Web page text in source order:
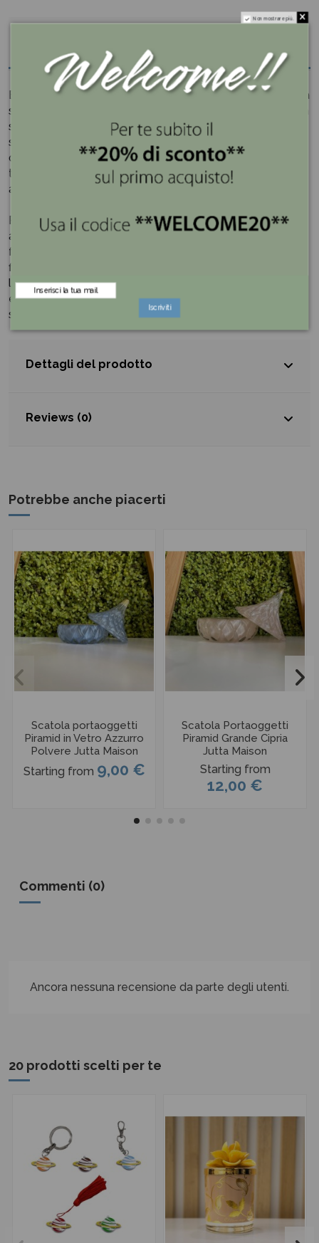
Esalta l'eleganza e l'organizzazione del tuo spazio con la
scatola portaoggetti Piramid di Jutta Maison, un'aggiunta
sofisticata e versatile alla tua casa o al tuo ufficio. Con il
suo design raffinato e la sua praticità, questo contenitore
offre non solo un modo elegante per tenere in ordine i
tuoi oggetti preziosi, ma anche un tocco di stile e classe
a qualsiasi ambiente.
Realizzato con vetro di alta qualità e lavorato con cura
artigianale, unisce la bellezza della forma alla
funzionalità del suo spazio di archiviazione. La sua
finitura verde aggiunge un tocco di delicatezza e
luminosità, mentre la forma a diamante lo rende un
elemento decorativo affascinante che cattura lo
sguardo e l'attenzione.
Dettagli del prodotto
Reviews (0)
Potrebbe anche piacerti
Scatola portaoggetti
Piramid in Vetro Azzurro
Polvere Jutta Maison
Starting from 9,00 €
Scatola Portaoggetti
Piramid Grande Cipria
Jutta Maison
Starting from
12,00 €
Commenti (0)
Ancora nessuna recensione da parte degli utenti.
20 prodotti scelti per te
Non mostrare più.
Iscriviti